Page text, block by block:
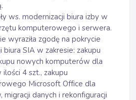
ws. modernizacji biura izby w
komputerowego i serwera.
wyraziła zgodę na pokrycie
SIA w zakresie: zakupu
nowych komputerów dla
4 szt., zakupu
Microsoft Office dla
danych i rekonfiguracji